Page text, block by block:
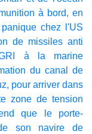
à bord, en
chez l'US
de missiles anti
à la marine
du canal de
pour arriver dans
zone de tension
que le porte-
son navire de